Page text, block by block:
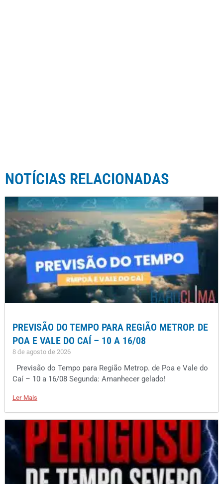
NOTÍCIAS RELACIONADAS
PREVISÃO DO TEMPO PARA REGIÃO METROP. DE
POA E VALE DO CAÍ – 10 A 16/08
8 de agosto de 2026
Previsão do Tempo para Região Metrop. de Poa e Vale do
Caí – 10 a 16/08 Segunda: Amanhecer gelado!
Ler Mais